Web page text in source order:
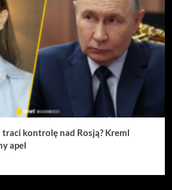
kontrolę nad Rosją? Kreml
apel